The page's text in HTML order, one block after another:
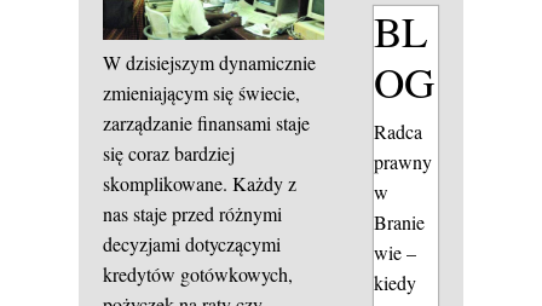
W dzisiejszym dynamicznie
zmieniającym się świecie,
zarządzanie finansami staje
się coraz bardziej
skomplikowane. Każdy z
nas staje przed różnymi
decyzjami dotyczącymi
kredytów gotówkowych,
BL
OG
Radca
prawny
w
Branie
wie –
kiedy